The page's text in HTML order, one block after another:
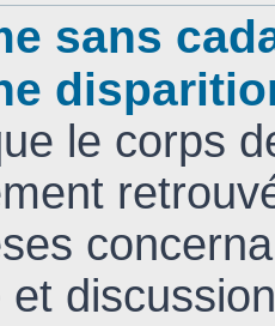
sans
le corps
et